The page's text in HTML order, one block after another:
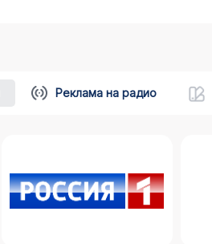
Реклама на радио